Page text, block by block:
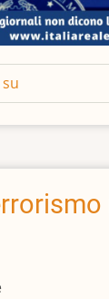
dà
agli
euro-
critici